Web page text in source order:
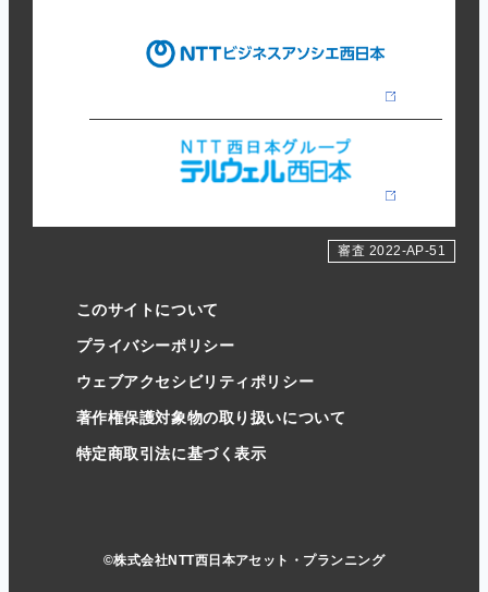
審査 2022-AP-51
このサイトについて
プライバシーポリシー
ウェブアクセシビリティポリシー
著作権保護対象物の取り扱いについて
特定商取引法に基づく表示
©株式会社NTT西日本アセット・プランニング